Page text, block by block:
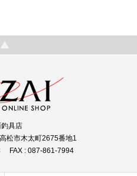
具店
松市木太町2675番地1
FAX : 087-861-7994